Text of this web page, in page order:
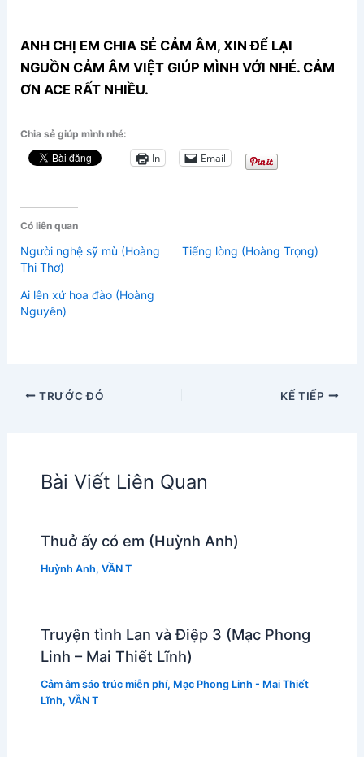
ANH CHỊ EM CHIA SẺ CẢM ÂM, XIN ĐỂ LẠI
NGUỒN CẢM ÂM VIỆT GIÚP MÌNH VỚI NHÉ. CẢM
ƠN ACE RẤT NHIỀU.
Chia sẻ giúp mình nhé:
In Email
Có liên quan
Người nghệ sỹ mù (Hoàng
Thi Thơ)
Tiếng lòng (Hoàng Trọng)
Ai lên xứ hoa đào (Hoàng
Nguyên)
TRƯỚC ĐÓ KẾ TIẾP
Bài Viết Liên Quan
Thuở ấy có em (Huỳnh Anh)
Huỳnh Anh, VẦN T
Truyện tình Lan và Điệp 3 (Mạc Phong
Linh – Mai Thiết Lĩnh)
Cảm âm sáo trúc miễn phí, Mạc Phong Linh - Mai Thiết
Lĩnh, VẦN T